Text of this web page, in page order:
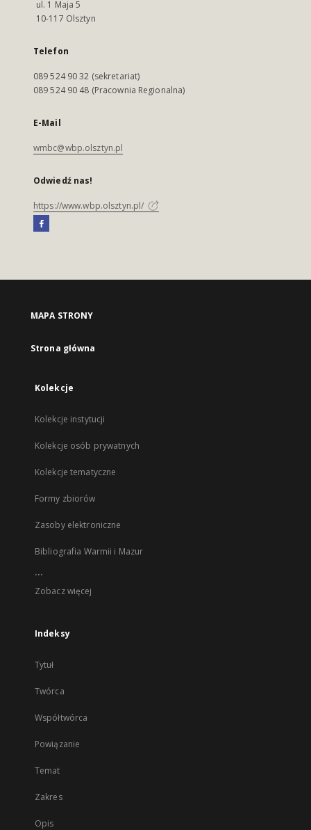
ul. 1 Maja 5
10-117 Olsztyn
Telefon
089 524 90 32 (sekretariat)
089 524 90 48 (Pracownia Regionalna)
E-Mail
wmbc@wbp.olsztyn.pl
Odwiedź nas!
https://www.wbp.olsztyn.pl/
MAPA STRONY
Strona główna
Kolekcje
Kolekcje instytucji
Kolekcje osób prywatnych
Kolekcje tematyczne
Formy zbiorów
Zasoby elektroniczne
Bibliografia Warmii i Mazur
...
Zobacz więcej
Indeksy
Tytuł
Twórca
Współtwórca
Powiązanie
Temat
Zakres
Opis